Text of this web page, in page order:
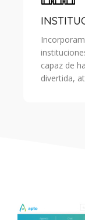
capaz de
divertida,